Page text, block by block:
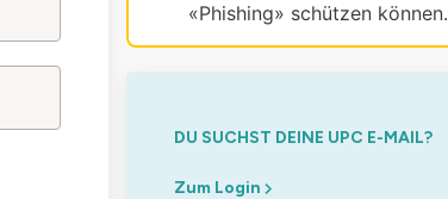
«Phishing» schützen können.
DU SUCHST DEINE UPC E-MAIL?
Zum Login